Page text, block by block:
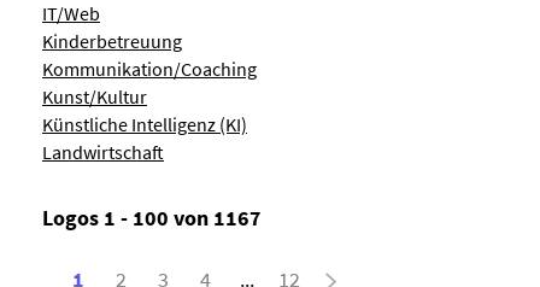
IT/Web
Kinderbetreuung
Kommunikation/Coaching
Kunst/Kultur
Künstliche Intelligenz (KI)
Landwirtschaft
Logos 1 - 100 von 1167
1 2 3 4 ... 12